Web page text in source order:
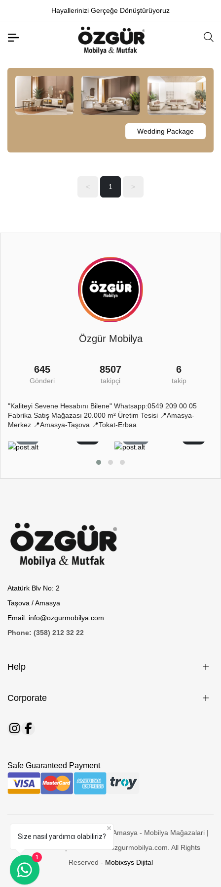
Hayallerinizi Gerçeğe Dönüştürüyoruz
Wedding Package
< 1 >
Özgür Mobilya
645
Gönderi
8507
takipçi
6
takip
"Kaliteyi Sevene Hesabını Bilene" Whatsapp:0549 209 00 05
Fabrika Satış Mağazası 20.000 m² Üretim Tesisi 📍Amasya-
Merkez 📍Amasya-Taşova 📍Tokat-Erbaa
Atatürk Blv No: 2
Taşova / Amasya
Email: info@ozgurmobilya.com
Phone: (358) 212 32 22
Help
Corporate
Safe Guaranteed Payment
© 2026 Özgür Mobilya Taşova - Amasya - Mobilya Mağazalari |
Yatak Odaları |Yemek Odasi ozgurmobilya.com. All Rights
Reserved - Mobixsys Dijital
Size nasıl yardımcı olabiliriz?
1